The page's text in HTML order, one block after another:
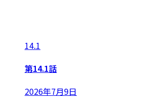
14.1
第14.1話
2026年7月9日